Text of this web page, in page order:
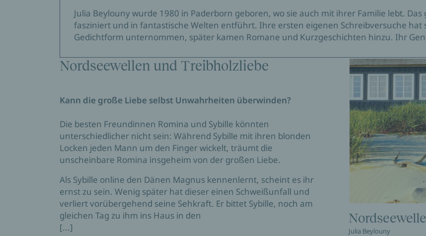
Julia Beylouny wurde 1980 in Paderborn geboren, wo sie auch mit ihrer Familie lebt.
fasziniert und in fantastische Welten entführt. Ihre ersten eigenen Schreibversuche hat
Gedichtform unternommen, später kamen Romane und Kurzgeschichten hinzu. Ihr
Nordseewellen und Treibholzliebe
Kann die große Liebe selbst Unwahrheiten überwinden?
Die besten Freundinnen Romina und Sybille könnten
unterschiedlicher nicht sein: Während Sybille mit ihren blonden
Locken jeden Mann um den Finger wickelt, träumt die
unscheinbare Romina insgeheim von der großen Liebe.
Als Sybille online den Dänen Magnus kennenlernt, scheint es ihr
ernst zu sein. Wenig später hat dieser einen Schweißunfall und
verliert vorübergehend seine Sehkraft. Er bittet Sybille, noch am
gleichen Tag zu ihm ins Haus in den
[...]
Julia Beylouny